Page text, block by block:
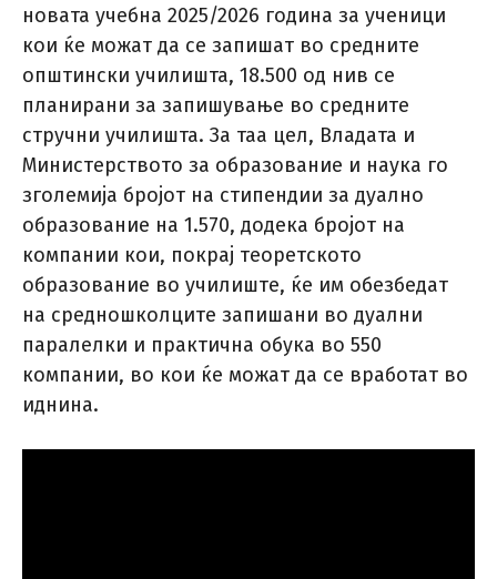
новата учебна 2025/2026 година за ученици
кои ќе можат да се запишат во средните
општински училишта, 18.500 од нив се
планирани за запишување во средните
стручни училишта. За таа цел, Владата и
Министерството за образование и наука го
зголемија бројот на стипендии за дуално
образование на 1.570, додека бројот на
компании кои, покрај теоретското
образование во училиште, ќе им обезбедат
на средношколците запишани во дуални
паралелки и практична обука во 550
компании, во кои ќе можат да се вработат во
иднина.